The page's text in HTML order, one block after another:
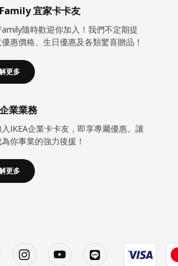
宜家卡卡友
隨時歡迎你加入！我們不定期提
惠價格、生日優惠及各類驚喜贈品！
更多
業業務
IKEA企業卡卡友，即享專屬優惠。讓
你事業的強力後援！
更多